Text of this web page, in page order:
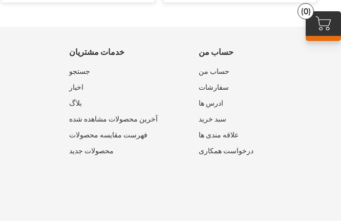
(0)
خدمات مشتریان
جستجو
اخبار
بلاگ
آخرین محصولات مشاهده شده
فهرست مقایسه محصولات
محصولات جدید
حساب من
حساب من
سفارشات
ادرس ها
سبد خرید
علاقه مندی ها
درخواست همکاری